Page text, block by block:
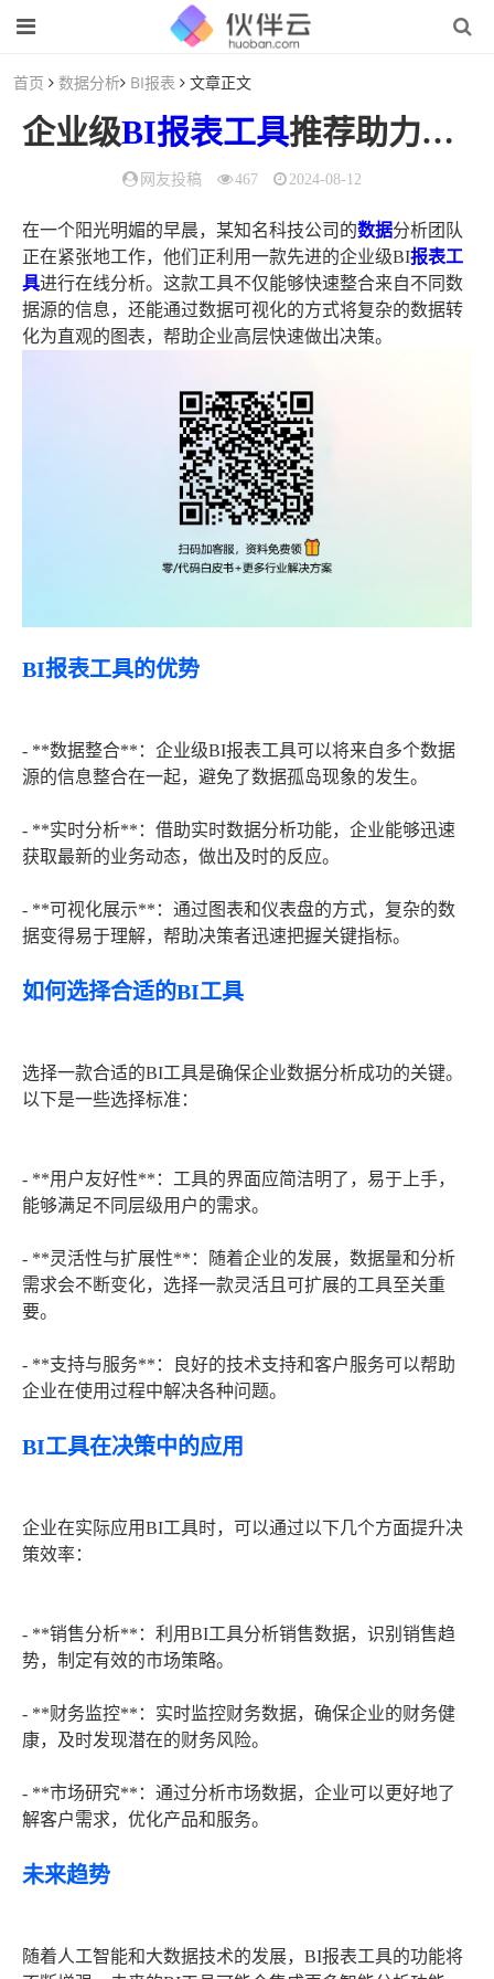
首页 数据分析 BI报表 文章正文
企业级BI报表工具推荐助力企业高效决策的关键
网友投稿 467 2024-08-12
在一个阳光明媚的早晨，某知名科技公司的数据分析团队
正在紧张地工作，他们正利用一款先进的企业级BI报表工
具进行在线分析。这款工具不仅能够快速整合来自不同数
据源的信息，还能通过数据可视化的方式将复杂的数据转
化为直观的图表，帮助企业高层快速做出决策。
BI报表工具的优势
- **数据整合**：企业级BI报表工具可以将来自多个数据
源的信息整合在一起，避免了数据孤岛现象的发生。
- **实时分析**：借助实时数据分析功能，企业能够迅速
获取最新的业务动态，做出及时的反应。
- **可视化展示**：通过图表和仪表盘的方式，复杂的数
据变得易于理解，帮助决策者迅速把握关键指标。
如何选择合适的BI工具
选择一款合适的BI工具是确保企业数据分析成功的关键。
以下是一些选择标准：
- **用户友好性**：工具的界面应简洁明了，易于上手，
能够满足不同层级用户的需求。
- **灵活性与扩展性**：随着企业的发展，数据量和分析
需求会不断变化，选择一款灵活且可扩展的工具至关重
要。
- **支持与服务**：良好的技术支持和客户服务可以帮助
企业在使用过程中解决各种问题。
BI工具在决策中的应用
企业在实际应用BI工具时，可以通过以下几个方面提升决
策效率：
- **销售分析**：利用BI工具分析销售数据，识别销售趋
势，制定有效的市场策略。
- **财务监控**：实时监控财务数据，确保企业的财务健
康，及时发现潜在的财务风险。
- **市场研究**：通过分析市场数据，企业可以更好地了
解客户需求，优化产品和服务。
未来趋势
随着人工智能和大数据技术的发展，BI报表工具的功能将